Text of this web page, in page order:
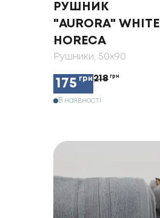
РУШНИК
"AURORA" WHITE
HORECA
Рушники, 50x90
175 грн218 грн
В наявності